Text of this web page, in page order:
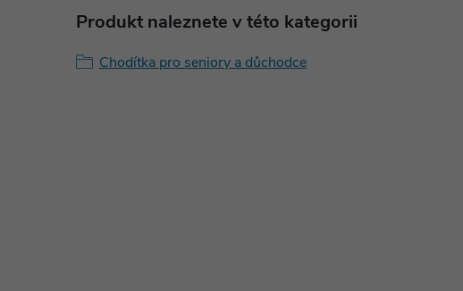
Produkt naleznete v této kategorii
Chodítka pro seniory a důchodce